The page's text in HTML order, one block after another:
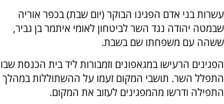
עשרות בני אדם הפגינו הבוקר (יום שבת) בכפר אוריה
שבמטה יהודה נגד השר לביטחון לאומי איתמר בן גביר,
ששהה עם משפחתו שם בשבת.
הפגינים הרעישו במגאפונים וזמבורות ליד בית הכנסת שבו
התפלל השר. תושבי המקום זעמו על ההשתוללות במהלך
התפילה ודרשו מהמפגינים לעזוב את המקום.